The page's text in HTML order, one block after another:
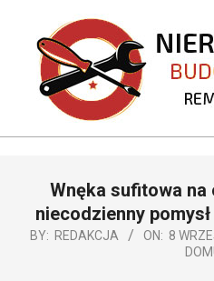
content
NavigationWnęka sufitowa na
niecodzienny
BY: REDAKCJA ON: 8